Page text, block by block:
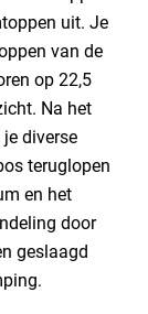
uit. Je
van de
op 22,5
Na het
diverse
teruglopen
en het
door
geslaagd